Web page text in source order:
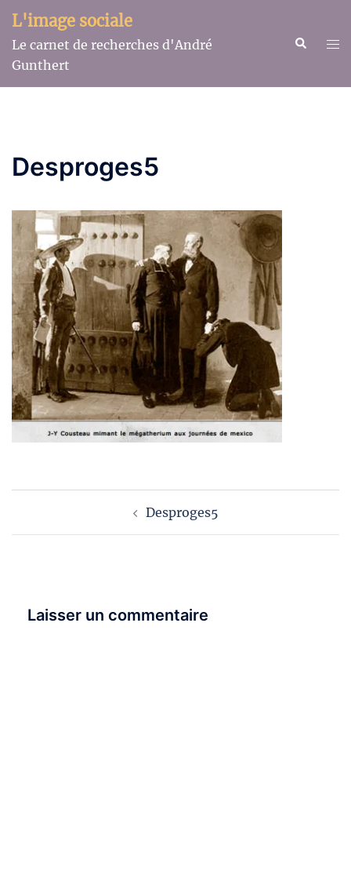
Aller
au
contenu
L'image sociale
Le carnet de recherches d'André
Gunthert
Desproges5
Desproges5
Laisser un commentaire